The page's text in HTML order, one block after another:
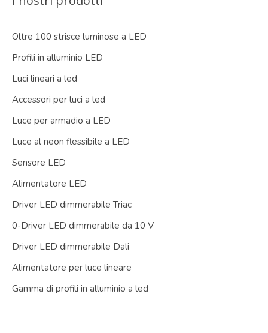
Oltre 100 strisce luminose a LED
Profili in alluminio LED
Luci lineari a led
Accessori per luci a led
Luce per armadio a LED
Luce al neon flessibile a LED
Sensore LED
Alimentatore LED
Driver LED dimmerabile Triac
0-Driver LED dimmerabile da 10 V
Driver LED dimmerabile Dali
Alimentatore per luce lineare
Gamma di profili in alluminio a led